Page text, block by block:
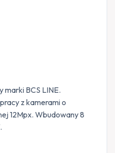
marki BCS LINE.
z kamerami o
12Mpx. Wbudowany 8